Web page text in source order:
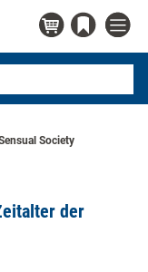
Society
der